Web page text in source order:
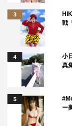
◆共演者について
モンディ・高岸宏
兼近「まだまだ
ね。これからは
に、僕が育てて
木下「今回はす
んですけど、高
役の方の日焼け
3
戦
4
小
真
5
ー